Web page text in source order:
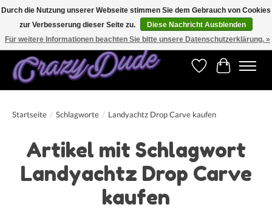
Versandkostenfrei bestellen ab CHF 200.00 in der Schweiz und ab EUR 250.00 in den
meisten Ländern weltweit.
Wunschzettel
Ihr
Startseite / Schlagworte / Landyachtz Drop Carve kaufen
Artikel mit Schlagwort
Landyachtz Drop Carve
kaufen
Durch die Nutzung unserer Webseite stimmen Sie dem Gebrauch von Cookies
zur Verbesserung dieser Seite zu.
Diese Nachricht Ausblenden
Für weitere Informationen beachten Sie bitte unsere Datenschutzerklärung. »